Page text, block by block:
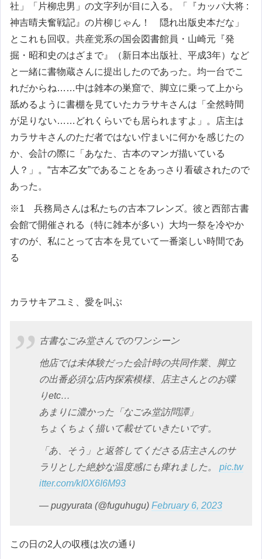
社」「片柳忠男」の文字列が目に入る。「『カッパ大将 :
神吉晴夫奮戦記』の片柳じゃん！ 隠れ出版史本だな」
とこれも回収。共産党系の国会図書館員・山崎元『発
掘・昭和史のはざまで』（新日本出版社、平成3年）など
と一緒に書物蔵さんに提出したのであった。均一台でこ
れだからね……中は雑本の巣窟で、脚立に乗って上から
舐めるように書棚を見ていたカラサキさんは「全然時間
が足りない……どれくらいでも居られますよ」。店主は
カラサキさんのただ者ではない佇まいに何かを感じたの
か、会計の際に「あなた、古本のマンガ描いている
人？」。“古本乙女”であることをあっさり看破されたので
あった。
※1 兵務局さんは私たちの古本フレンズ。彼と西部古書
会館で開催される（特に雑本が多い）大均一祭を冷やか
すのが、私にとって古本を見ていて一番楽しい時間であ
る
カラサキアユミ、愛を叫ぶ
古書なごみ堂さんでのワンシーン
他店では未体験だった会計時の共同作業、脚立
の出番必須な店内探索模様、店主さんとのお喋
りetc…
あまりに濃かった「なごみ堂訪問譚」
ちょくちょく描いて載せていきたいです。
「あ、そう」と返答してくださる店主さんのサ
ラリとした絶妙な温度感にも痺れました。 pic.tw
itter.com/kI0X6I6M93
— pugyurata (@fuguhugu) February 6, 2023
この日の2人の収穫は次の通り